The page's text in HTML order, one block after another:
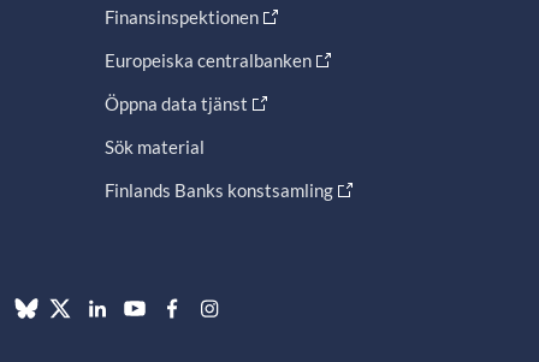
Finansinspektionen
Europeiska centralbanken
Öppna data tjänst
Sök material
Finlands Banks konstsamling